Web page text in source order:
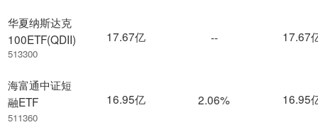
华夏纳斯达克
100ETF(QDII)
513300
海富通中证短
融ETF
511360
17.67亿 -- 17.67
16.95亿 2.06% 16.95